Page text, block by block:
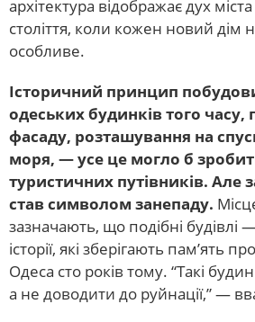
архітектура відображає дух
століття, коли кожен новий дім
особливе.
Історичний принцип
одеських будинків того часу,
фасаду, розташування на
моря, — усе це могло б
туристичних путівників. Але
став символом занепаду.
зазначають, що подібні будівлі
історії, які зберігають пам’ять
Одеса сто років тому. “Такі
а не доводити до руйнації,” —